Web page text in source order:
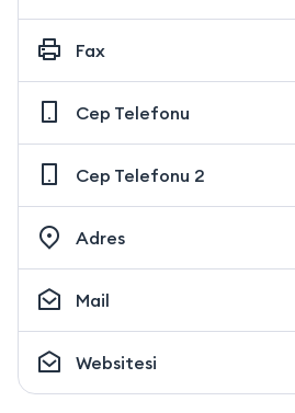
Fax
Cep Telefonu
Cep Telefonu 2
Adres
Mail
Websitesi